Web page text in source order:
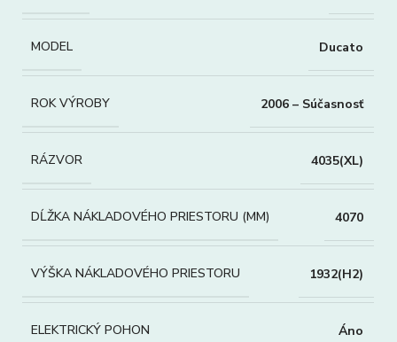
MODEL Ducato
ROK VÝROBY 2006 – Súčasnosť
RÁZVOR 4035(XL)
DĹŽKA NÁKLADOVÉHO PRIESTORU (MM) 4070
VÝŠKA NÁKLADOVÉHO PRIESTORU 1932(H2)
ELEKTRICKÝ POHON Áno